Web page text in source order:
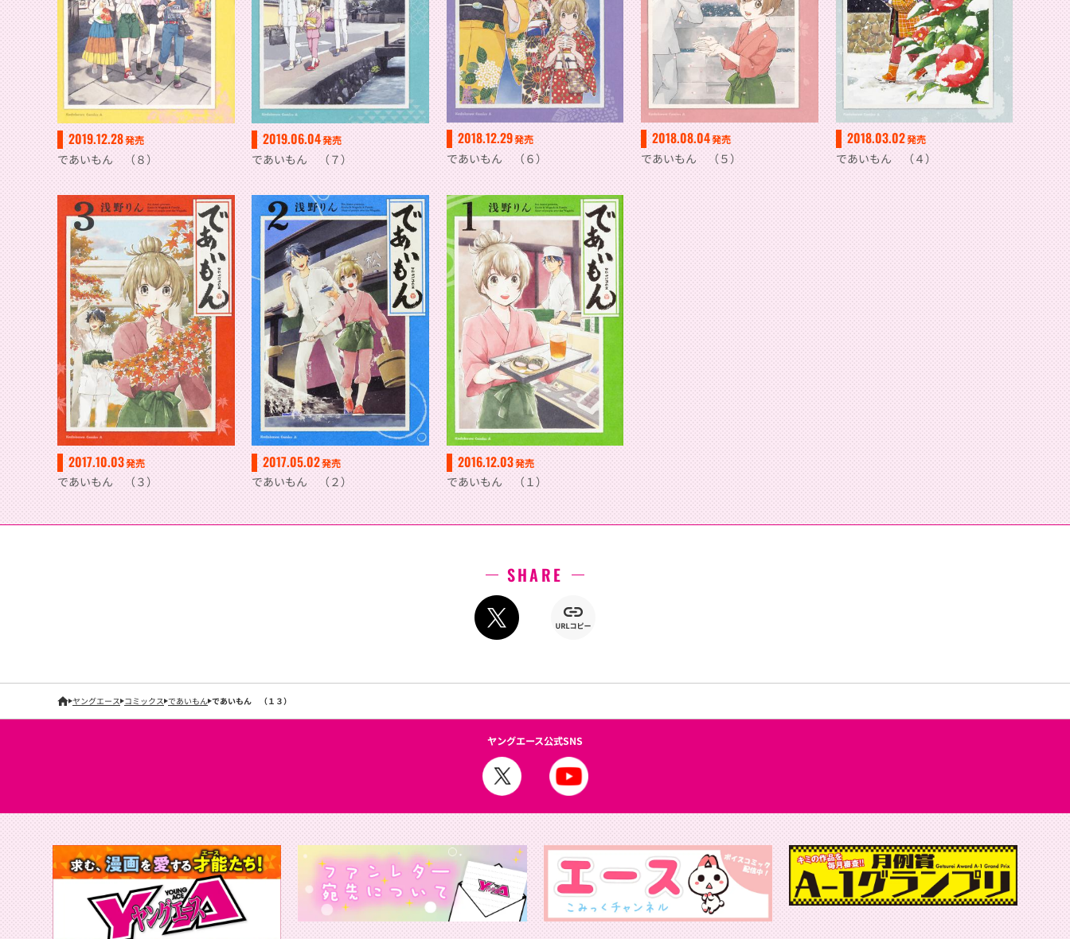
2019.12.28発売
であいもん （８）
2019.06.04発売
であいもん （７）
2018.12.29発売
であいもん （６）
2018.08.04発売
であいもん （５）
2018.03.02発売
であいもん （４）
2017.10.03発売
であいもん （３）
2017.05.02発売
であいもん （２）
2016.12.03発売
であいもん （１）
SHARE
ヤングエース コミックス であいもん であいもん （１３）
ヤングエース公式SNS